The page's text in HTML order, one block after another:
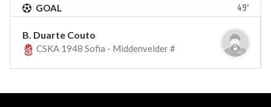
GOAL 49'
B. Duarte Couto
CSKA 1948 Sofia - Middenvelder #